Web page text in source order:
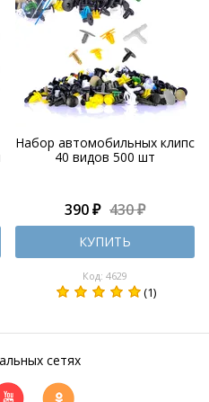
Набор автомобильных клипс
40 видов 500 шт
390 ₽ 430 ₽
КУПИТЬ
Код: 4629
(1)
сетях